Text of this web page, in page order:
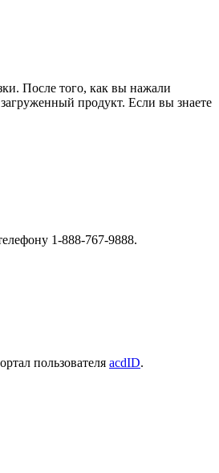
После того, как вы нажали
продукт. Если вы знаете
1-888-767-9888.
пользователя acdID.